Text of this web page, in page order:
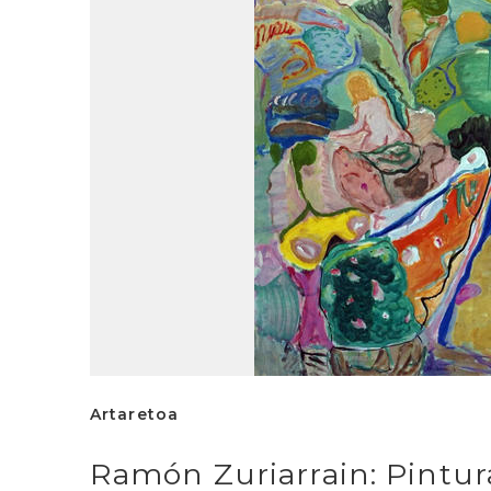
Artaretoa
Ramón Zuriarrain: